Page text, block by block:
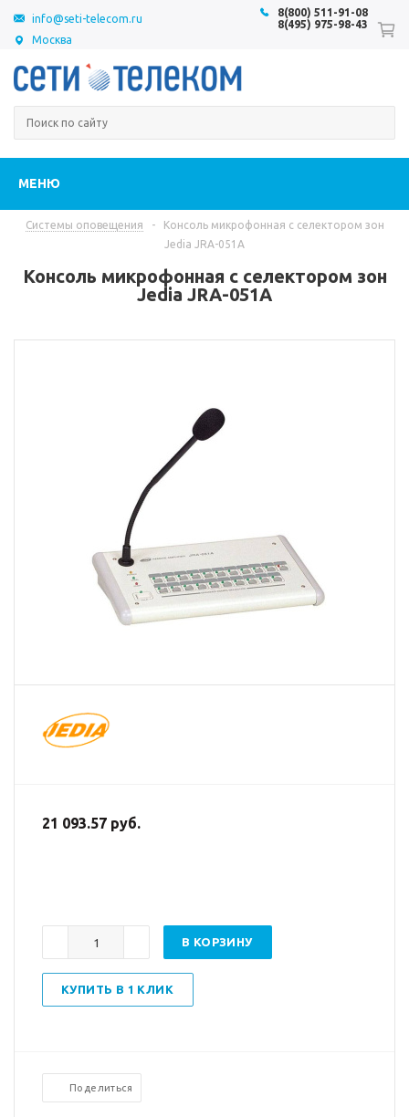
Москва
8(800) 511-91-08
8(495) 975-98-43
info@seti-telecom.ru
МЕНЮ
Системы оповещения -
Консоль микрофонная с селектором зон
Jedia JRA-051A
Консоль микрофонная с селектором зон
Jedia JRA-051A
21 093.57 руб.
В КОРЗИНУ
КУПИТЬ В 1 КЛИК
Поделиться